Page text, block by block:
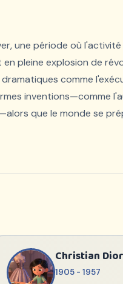
une période où
pleine explosion de
comme
inventions—comme
que le monde se
Christian Dior
1905 - 1957